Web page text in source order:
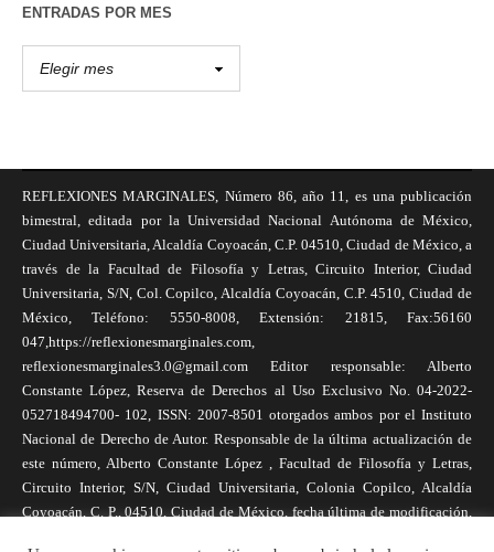
ENTRADAS POR MES
REFLEXIONES MARGINALES, Número 86, año 11, es una publicación
bimestral, editada por la Universidad Nacional Autónoma de México,
Ciudad Universitaria, Alcaldía Coyoacán, C.P. 04510, Ciudad de México, a
través de la Facultad de Filosofía y Letras, Circuito Interior, Ciudad
Universitaria, S/N, Col. Copilco, Alcaldía Coyoacán, C.P. 4510, Ciudad de
México, Teléfono: 5550-8008, Extensión: 21815, Fax:56160
047,https://reflexionesmarginales.com,
reflexionesmarginales3.0@gmail.com Editor responsable: Alberto
Constante López, Reserva de Derechos al Uso Exclusivo No. 04-2022-
052718494700- 102, ISSN: 2007-8501 otorgados ambos por el Instituto
Nacional de Derecho de Autor. Responsable de la última actualización de
este número, Alberto Constante López , Facultad de Filosofía y Letras,
Circuito Interior, S/N, Ciudad Universitaria, Colonia Copilco, Alcaldía
Coyoacán, C. P., 04510, Ciudad de México, fecha última de modificación,